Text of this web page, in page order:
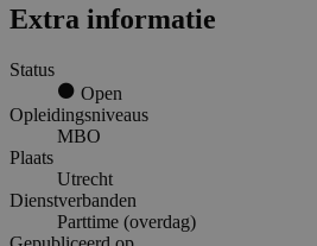
Extra informatie
Status
Open
Opleidingsniveaus
MBO
Plaats
Utrecht
Dienstverbanden
Parttime (overdag)